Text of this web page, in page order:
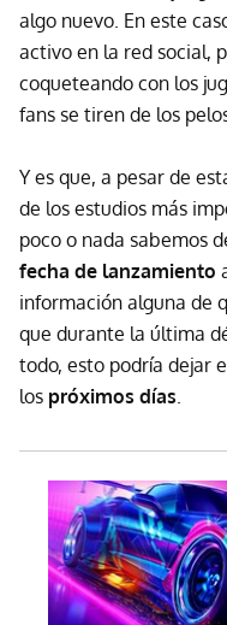
algo nuevo. En este
activo en la red social,
coqueteando con los
fans se tiren de los
Y es que, a pesar de
de los estudios más
poco o nada sabemos
fecha de lanzamiento
información alguna de
que durante la última
todo, esto podría dejar
los próximos días